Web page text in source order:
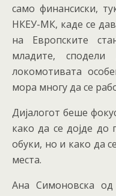
само финансиски,
НКЕУ-МК, каде се
на Европските
младите,
локомотивата
мора многу да се
Дијалогот беше
како да се дојде до
обуки, но и како да
места.
Ана Симоновска од